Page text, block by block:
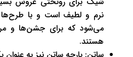
نرم و لطیف است و با
می‌شود که برای جشن‌ها و
هستند.